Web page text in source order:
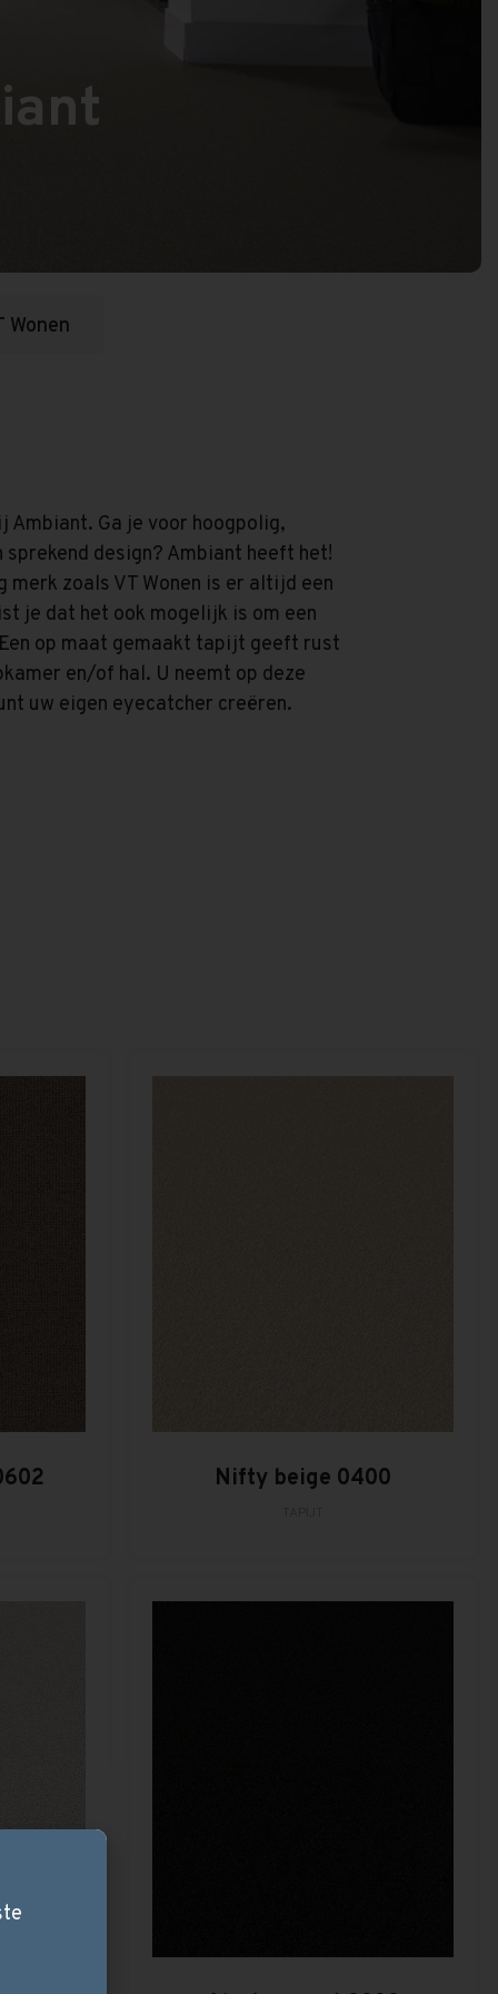
Wonen
Ga je voor hoogpolig,
design? Ambiant heeft het!
merk zoals VT Wonen is er altijd een
je dat het ook mogelijk is om een
op maat gemaakt tapijt geeft rust
en/of hal. U neemt op deze
uw eigen eyecatcher creëren.
Nifty beige 0400